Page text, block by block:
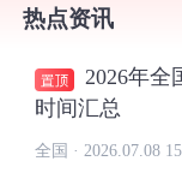
热点资讯
2026年全
时间汇总
全国 · 2026.07.08